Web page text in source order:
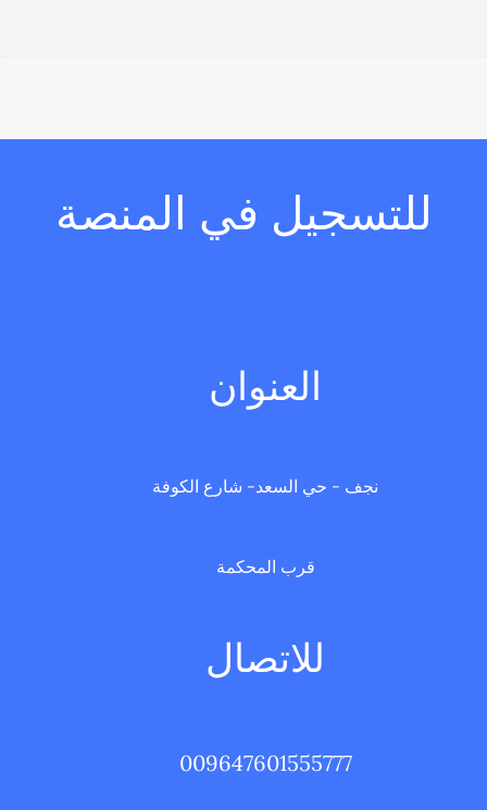
للتسجيل في المنصة
العنوان
نجف - حي السعد- شارع الكوفة
قرب المحكمة
للاتصال
009647601555777